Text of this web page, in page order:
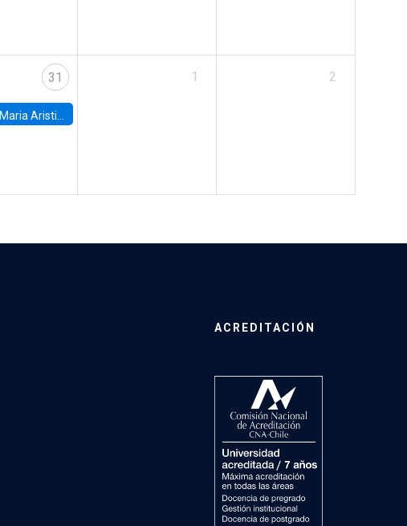
31
Maria Aristizabal-Ramirez, FED Board
1 2
ACREDITACIÓN